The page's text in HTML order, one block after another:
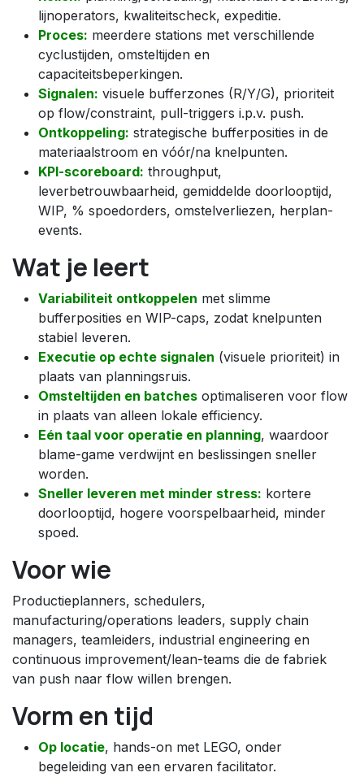
lijnoperators, kwaliteitscheck, expeditie.
Proces: meerdere stations met verschillende
cyclustijden, omsteltijden en
capaciteitsbeperkingen.
Signalen: visuele bufferzones (R/Y/G), prioriteit
op flow/constraint, pull-triggers i.p.v. push.
Ontkoppeling: strategische bufferposities in de
materiaalstroom en vóór/na knelpunten.
KPI-scoreboard: throughput,
leverbetrouwbaarheid, gemiddelde doorlooptijd,
WIP, % spoedorders, omstelverliezen, herplan-
events.
Wat je leert
Variabiliteit ontkoppelen met slimme
bufferposities en WIP-caps, zodat knelpunten
stabiel leveren.
Executie op echte signalen (visuele prioriteit) in
plaats van planningsruis.
Omsteltijden en batches optimaliseren voor flow
in plaats van alleen lokale efficiency.
Eén taal voor operatie en planning, waardoor
blame-game verdwijnt en beslissingen sneller
worden.
Sneller leveren met minder stress: kortere
doorlooptijd, hogere voorspelbaarheid, minder
spoed.
Voor wie
Productieplanners, schedulers,
manufacturing/operations leaders, supply chain
managers, teamleiders, industrial engineering en
continuous improvement/lean-teams die de fabriek
van push naar flow willen brengen.
Vorm en tijd
Op locatie, hands-on met LEGO, onder
begeleiding van een ervaren facilitator.